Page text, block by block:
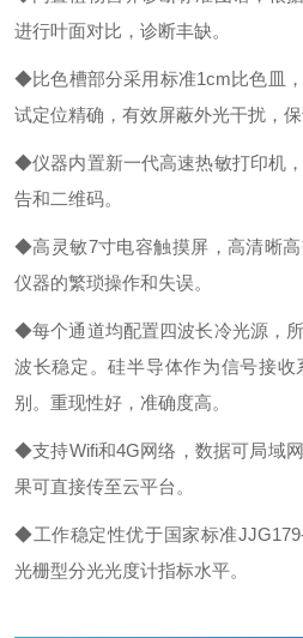
进行叶面对比，诊断丰缺。
◆比色槽部分采用标准1cm比色皿
试定位精确，有效屏蔽外光干扰，
◆仪器内置新一代高速热敏打印机
告和二维码。
◆高灵敏7寸电容触摸屏，高清晰
仪器的繁琐操作和失误。
◆每个通道均配置四波长冷光源，
波长稳定。硅半导体作为信号接收
别。重现性好，准确度高。
◆支持Wifi和4G网络，数据可局域
果可直接传至云平台。
◆工作稳定性优于国家标准
光栅型分光光度计指标水平。